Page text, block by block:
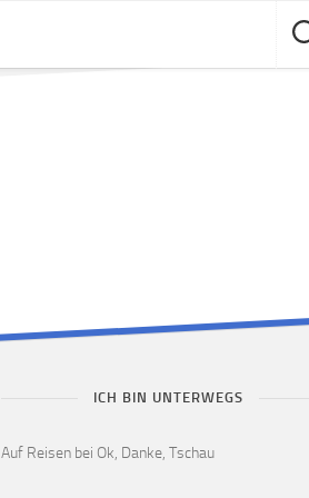
ICH BIN UNTERWEGS
Auf Reisen bei Ok, Danke, Tschau